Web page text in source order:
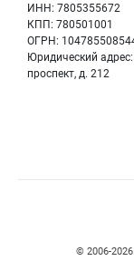
ИНН: 7805355672
КПП: 780501001
ОГРН:
Юридический
проспект, д. 212
©